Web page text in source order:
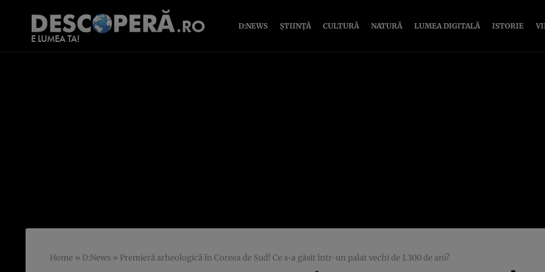
D:NEWS ȘTIINȚĂ CULTURĂ NATURĂ LUMEA DIGITALĂ ISTORIE
Home » D:News » Premieră arheologică în Coreea de Sud! Ce s-a găsit într-un palat vechi de 1.300 de ani?